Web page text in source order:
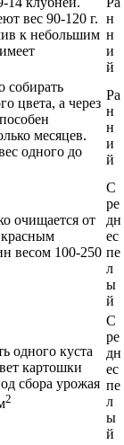
вес 90-120 г.
к небольшим
н
н
и
й
собирать
цвета, а через
месяцев.
одного до
Ра
н
н
и
й
очищается от
весом 100-250
С
ре
дн
ес
пе
л
ы
й
одного куста
картошки
сбора урожая
2
С
ре
дн
ес
пе
л
ы
й